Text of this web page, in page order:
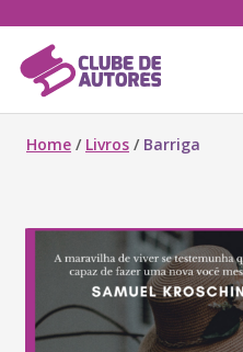
Home / Livros / Barriga